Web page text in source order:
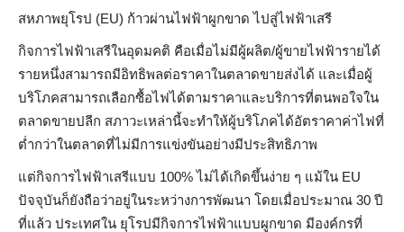
สหภาพยุโรป (EU) ก้าวผ่านไฟฟ้าผูกขาด ไปสู่ไฟฟ้าเสรี
กิจการไฟฟ้าเสรีในอุดมคติ คือเมื่อไม่มีผู้ผลิต/ผู้ขายไฟฟ้ารายได้
รายหนึ่งสามารถมีอิทธิพลต่อราคาในตลาดขายส่งได้ และเมื่อผู้
บริโภคสามารถเลือกซื้อไฟได้ตามราคาและบริการที่ตนพอใจใน
ตลาดขายปลีก สภาวะเหล่านี้จะทำให้ผู้บริโภคได้อัตราคาค่าไฟที่
ต่ำกว่าในตลาดที่ไม่มีการแข่งขันอย่างมีประสิทธิภาพ
แต่กิจการไฟฟ้าเสรีแบบ 100% ไม่ได้เกิดขึ้นง่าย ๆ แม้ใน EU
ปัจจุบันก็ยังถือว่าอยู่ในระหว่างการพัฒนา โดยเมื่อประมาณ 30 ปี
ที่แล้ว ประเทศใน ยุโรปมีกิจการไฟฟ้าแบบผูกขาด มีองค์กรที่